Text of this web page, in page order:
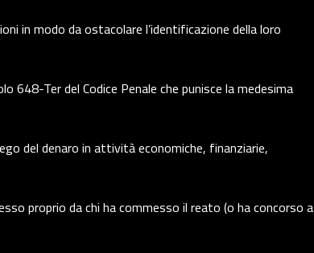
in modo da ostacolare l’identificazione della loro
648-Ter del Codice Penale che punisce la medesima
del denaro in attività economiche, finanziarie,
proprio da chi ha commesso il reato (o ha concorso a